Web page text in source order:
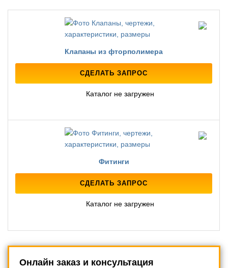
Клапаны из фторполимера
СДЕЛАТЬ ЗАПРОС
Каталог не загружен
Фитинги
СДЕЛАТЬ ЗАПРОС
Каталог не загружен
Онлайн заказ и консультация